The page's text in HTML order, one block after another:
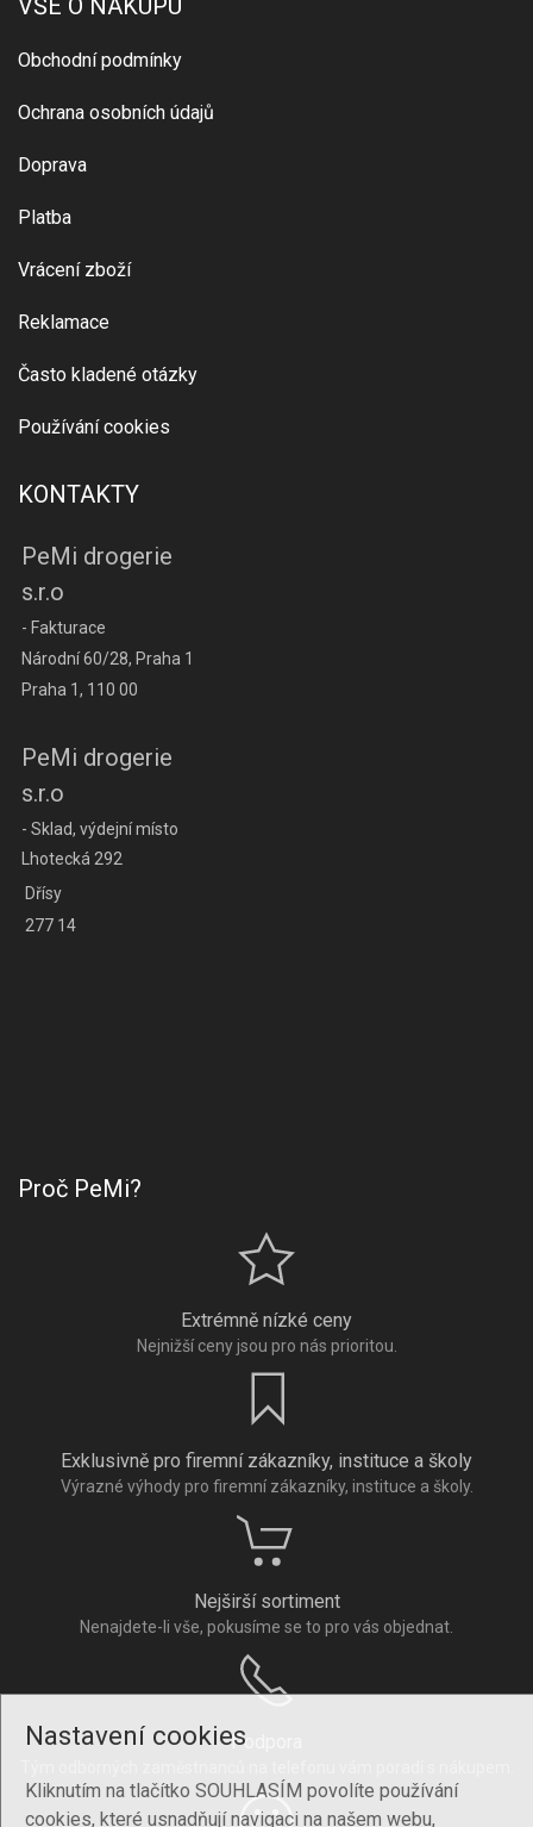
Nastavení cookies
Kliknutím na tlačítko SOUHLASÍM povolíte používání
cookies, které usnadňují navigaci na našem webu,
VŠE O NÁKUPU
Obchodní podmínky
Ochrana osobních údajů
Doprava
Platba
Vrácení zboží
Reklamace
Často kladené otázky
Používání cookies
KONTAKTY
PeMi drogerie
s.r.o
- Fakturace
Národní 60/28, Praha 1
Praha 1, 110 00
PeMi drogerie
s.r.o
- Sklad, výdejní místo
Lhotecká 292
Dřísy
277 14
Proč PeMi?
Extrémně nízké ceny
Nejnižší ceny jsou pro nás prioritou.
Exklusivně pro firemní zákazníky, instituce a školy
Výrazné výhody pro firemní zákazníky, instituce a školy.
Nejširší sortiment
Nenajdete-li vše, pokusíme se to pro vás objednat.
Podpora